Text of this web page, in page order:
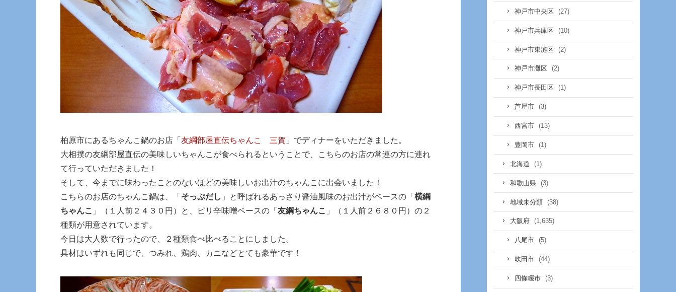
柏原市にあるちゃんこ鍋のお店「 友綱部屋直伝ちゃんこ 三賀 」でディナーをいただきました。
大相撲の友綱部屋直伝の美味しいちゃんこが食べられるということで、こちらのお店の常連の方に連れ
て行っていただきました！
そして、今までに味わったことのないほどの美味しいお出汁のちゃんこに出会いました！
こちらのお店のちゃんこ鍋は、「 そっぷだし 」と呼ばれるあっさり醤油風味のお出汁がベースの「 横綱
ちゃんこ 」（１人前２４３０円）と、ピリ辛味噌ベースの「 友綱ちゃんこ 」（１人前２６８０円）の２
種類が用意されています。
今日は大人数で行ったので、２種類食べ比べることにしました。
具材はいずれも同じで、つみれ、鶏肉、カニなどとても豪華です！
神戸市中央区 (27)
神戸市兵庫区 (10)
神戸市東灘区 (2)
神戸市灘区 (2)
神戸市長田区 (1)
芦屋市 (3)
西宮市 (13)
豊岡市 (1)
北海道 (1)
和歌山県 (3)
地域未分類 (38)
大阪府 (1,635)
八尾市 (5)
吹田市 (44)
四條畷市 (3)